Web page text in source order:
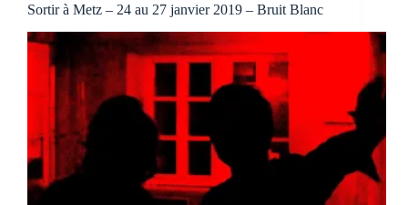
Sortir à Metz – 24 au 27 janvier 2019 – Bruit Blanc